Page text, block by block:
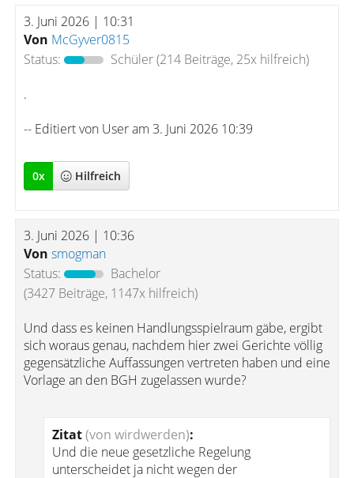
3. Juni 2026 | 10:31
Von McGyver0815
Status:
Schüler(214 Beiträge, 25x hilfreich)
.
-- Editiert von User am 3. Juni 2026 10:39
0x Hilfreich
3. Juni 2026 | 10:36
Von smogman
Status:
Bachelor
(3427 Beiträge, 1147x hilfreich)
Und dass es keinen Handlungsspielraum gäbe, ergibt
sich woraus genau, nachdem hier zwei Gerichte völlig
gegensätzliche Auffassungen vertreten haben und eine
Vorlage an den BGH zugelassen wurde?
Zitat(von wirdwerden):
Und die neue gesetzliche Regelung
unterscheidet ja nicht wegen der